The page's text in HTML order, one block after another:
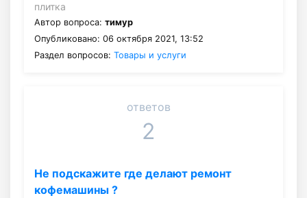
плитка
Автор вопроса: тимур
Опубликовано: 06 октября 2021, 13:52
Раздел вопросов: Товары и услуги
ответов
2
Не подскажите где делают ремонт
кофемашины ?